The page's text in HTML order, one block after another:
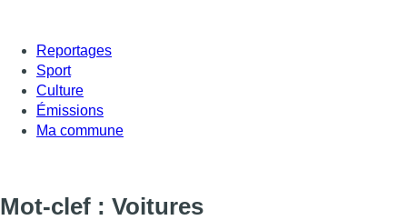
Reportages
Sport
Culture
Émissions
Ma commune
Mot-clef : Voitures